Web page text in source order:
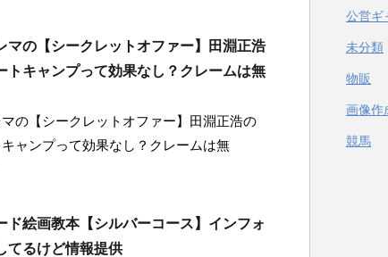
マの【シークレットオファー】田淵正浩
トキャンプって効果なし？クレームは無
の【シークレットオファー】田淵正浩の
ャンプって効果なし？クレームは無
ド絵画教本【シルバーコース】インフォ
てるけど情報提供
公営ギ
未分類
物販
画像作
競馬